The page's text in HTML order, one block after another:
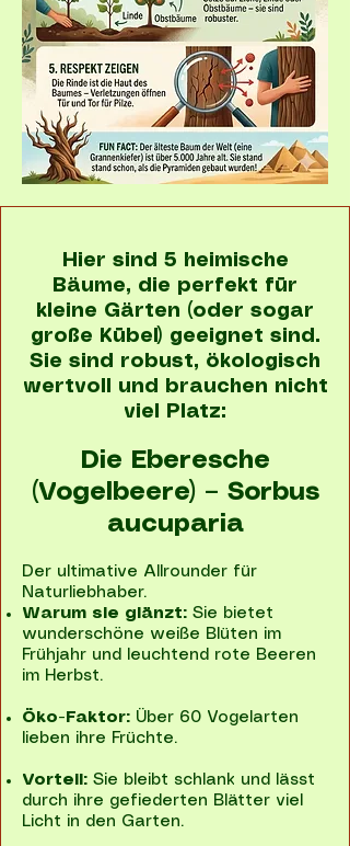
Hier sind 5 heimische
Bäume, die perfekt für
kleine Gärten (oder sogar
große Kübel) geeignet sind.
Sie sind robust, ökologisch
wertvoll und brauchen nicht
viel Platz:
Die Eberesche
(Vogelbeere) – Sorbus
aucuparia
Der ultimative Allrounder für
Naturliebhaber.
Warum sie glänzt: Sie bietet
wunderschöne weiße Blüten im
Frühjahr und leuchtend rote Beeren
im Herbst.
Öko-Faktor: Über 60 Vogelarten
lieben ihre Früchte.
Vorteil: Sie bleibt schlank und lässt
durch ihre gefiederten Blätter viel
Licht in den Garten.